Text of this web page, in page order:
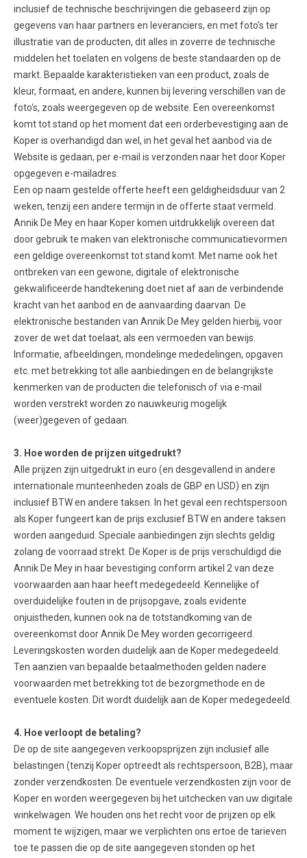
inclusief de technische beschrijvingen die gebaseerd zijn op
gegevens van haar partners en leveranciers, en met foto's ter
illustratie van de producten, dit alles in zoverre de technische
middelen het toelaten en volgens de beste standaarden op de
markt. Bepaalde karakteristieken van een product, zoals de
kleur, formaat, en andere, kunnen bij levering verschillen van de
foto's, zoals weergegeven op de website. Een overeenkomst
komt tot stand op het moment dat een orderbevestiging aan de
Koper is overhandigd dan wel, in het geval het aanbod via de
Website is gedaan, per e-mail is verzonden naar het door Koper
opgegeven e-mailadres.
Een op naam gestelde offerte heeft een geldigheidsduur van 2
weken, tenzij een andere termijn in de offerte staat vermeld.
Annik De Mey en haar Koper komen uitdrukkelijk overeen dat
door gebruik te maken van elektronische communicatievormen
een geldige overeenkomst tot stand komt. Met name ook het
ontbreken van een gewone, digitale of elektronische
gekwalificeerde handtekening doet niet af aan de verbindende
kracht van het aanbod en de aanvaarding daarvan. De
elektronische bestanden van Annik De Mey gelden hierbij, voor
zover de wet dat toelaat, als een vermoeden van bewijs.
Informatie, afbeeldingen, mondelinge mededelingen, opgaven
etc. met betrekking tot alle aanbiedingen en de belangrijkste
kenmerken van de producten die telefonisch of via e-mail
worden verstrekt worden zo nauwkeurig mogelijk
(weer)gegeven of gedaan.
3. Hoe worden de prijzen uitgedrukt?
Alle prijzen zijn uitgedrukt in euro (en desgevallend in andere
internationale munteenheden zoals de GBP en USD) en zijn
inclusief BTW en andere taksen. In het geval een rechtspersoon
als Koper fungeert kan de prijs exclusief BTW en andere taksen
worden aangeduid. Speciale aanbiedingen zijn slechts geldig
zolang de voorraad strekt. De Koper is de prijs verschuldigd die
Annik De Mey in haar bevestiging conform artikel 2 van deze
voorwaarden aan haar heeft medegedeeld. Kennelijke of
overduidelijke fouten in de prijsopgave, zoals evidente
onjuistheden, kunnen ook na de totstandkoming van de
overeenkomst door Annik De Mey worden gecorrigeerd.
Leveringskosten worden duidelijk aan de Koper medegedeeld.
Ten aanzien van bepaalde betaalmethoden gelden nadere
voorwaarden met betrekking tot de bezorgmethode en de
eventuele kosten. Dit wordt duidelijk aan de Koper medegedeeld.
4. Hoe verloopt de betaling?
De op de site aangegeven verkoopsprijzen zijn inclusief alle
belastingen (tenzij Koper optreedt als rechtspersoon, B2B), maar
zonder verzendkosten. De eventuele verzendkosten zijn voor de
Koper en worden weergegeven bij het uitchecken van uw digitale
winkelwagen. We houden ons het recht voor de prijzen op elk
moment te wijzigen, maar we verplichten ons ertoe de tarieven
toe te passen die op de site aangegeven stonden op het